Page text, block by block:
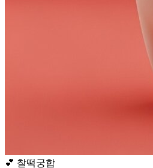
💕 찰떡궁합